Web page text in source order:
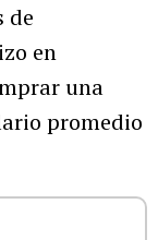
de
en
una
promedio